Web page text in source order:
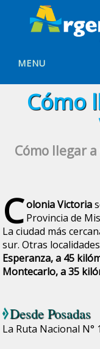
MENU
Cómo
Cómo llegar
Colonia Victoria
Provincia de
La ciudad más
sur. Otras
Esperanza, a 45
Montecarlo, a 35
DesdePosadas
La Ruta Nacional N°